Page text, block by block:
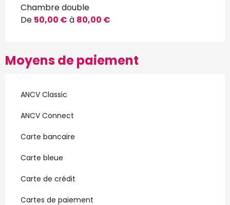
Chambre double
De 50,00 € à 80,00 €
Moyens de paiement
ANCV Classic
ANCV Connect
Carte bancaire
Carte bleue
Carte de crédit
Cartes de paiement